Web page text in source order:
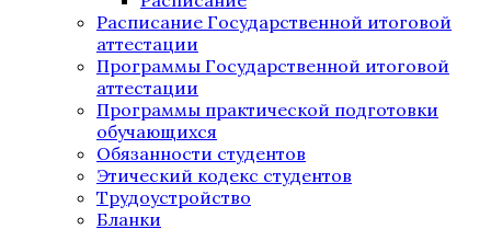
Расписание Государственной итоговой
аттестации
Программы Государственной итоговой
аттестации
Программы практической подготовки
обучающихся
Обязанности студентов
Этический кодекс студентов
Трудоустройство
Бланки